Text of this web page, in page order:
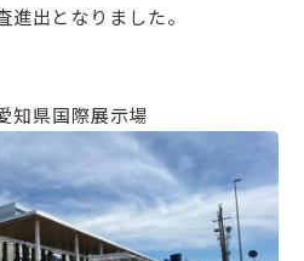
出となりました。
知県国際展示場